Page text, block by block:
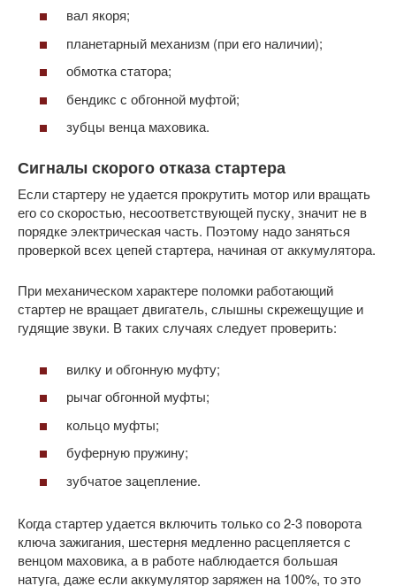
вал якоря;
планетарный механизм (при его наличии);
обмотка статора;
бендикс с обгонной муфтой;
зубцы венца маховика.
Сигналы скорого отказа стартера
Если стартеру не удается прокрутить мотор или вращать
его со скоростью, несоответствующей пуску, значит не в
порядке электрическая часть. Поэтому надо заняться
проверкой всех цепей стартера, начиная от аккумулятора.
При механическом характере поломки работающий
стартер не вращает двигатель, слышны скрежещущие и
гудящие звуки. В таких случаях следует проверить:
вилку и обгонную муфту;
рычаг обгонной муфты;
кольцо муфты;
буферную пружину;
зубчатое зацепление.
Когда стартер удается включить только со 2-3 поворота
ключа зажигания, шестерня медленно расцепляется с
венцом маховика, а в работе наблюдается большая
натуга, даже если аккумулятор заряжен на 100%, то это